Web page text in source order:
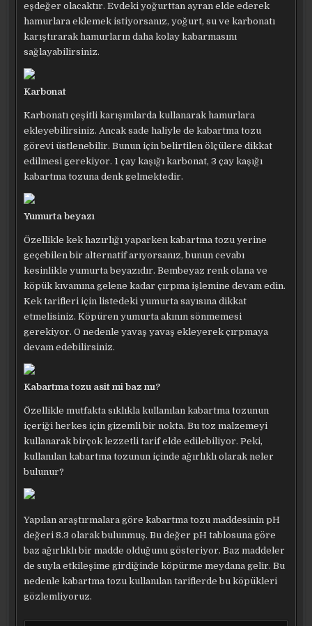
eşdeğer olacaktır. Evdeki yoğurttan ayran elde ederek
hamurlara eklemek istiyorsanız, yoğurt, su ve karbonatı
karıştırarak hamurların daha kolay kabarmasını
sağlayabilirsiniz.
Karbonat
Karbonatı çeşitli karışımlarda kullanarak hamurlara
ekleyebilirsiniz. Ancak sade haliyle de kabartma tozu
görevi üstlenebilir. Bunun için belirtilen ölçülere dikkat
edilmesi gerekiyor. 1 çay kaşığı karbonat, 3 çay kaşığı
kabartma tozuna denk gelmektedir.
Yumurta beyazı
Özellikle kek hazırlığı yaparken kabartma tozu yerine
geçebilen bir alternatif arıyorsanız, bunun cevabı
kesinlikle yumurta beyazıdır. Bembeyaz renk olana ve
köpük kıvamına gelene kadar çırpma işlemine devam edin.
Kek tarifleri için listedeki yumurta sayısına dikkat
etmelisiniz. Köpüren yumurta akının sönmemesi
gerekiyor. O nedenle yavaş yavaş ekleyerek çırpmaya
devam edebilirsiniz.
Kabartma tozu asit mi baz mı?
Özellikle mutfakta sıklıkla kullanılan kabartma tozunun
içeriği herkes için gizemli bir nokta. Bu toz malzemeyi
kullanarak birçok lezzetli tarif elde edilebiliyor. Peki,
kullanılan kabartma tozunun içinde ağırlıklı olarak neler
bulunur?
Yapılan araştırmalara göre kabartma tozu maddesinin pH
değeri 8.3 olarak bulunmuş. Bu değer pH tablosuna göre
baz ağırlıklı bir madde olduğunu gösteriyor. Baz maddeler
de suyla etkileşime girdiğinde köpürme meydana gelir. Bu
nedenle kabartma tozu kullanılan tariflerde bu köpükleri
gözlemliyoruz.